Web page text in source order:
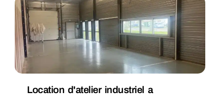
Location d'atelier industriel a